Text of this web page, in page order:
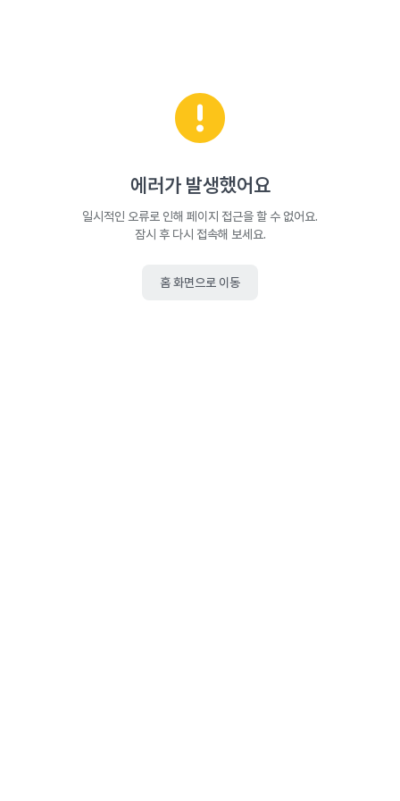
에러가 발생했어요
일시적인 오류로 인해 페이지 접근을 할 수 없어요.
잠시 후 다시 접속해 보세요.
홈 화면으로 이동